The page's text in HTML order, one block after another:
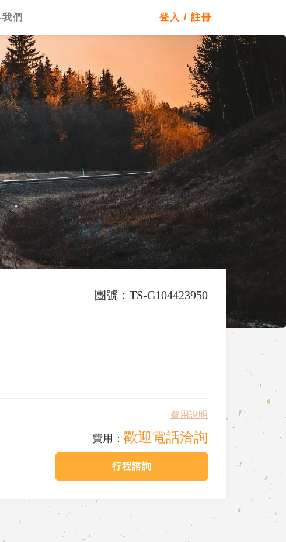
們 登入 / 註冊
團號：TS-G104423950
費用說明
費用： 歡迎電話洽詢
行程諮詢